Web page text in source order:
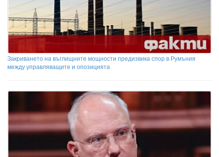
Закриването на въглищните мощности предизвика спор в Румъния
между управляващите и опозицията